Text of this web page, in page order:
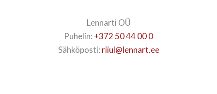
Lennarti OÜ
Puhelin: +372 50 44 00 0
Sähköposti: riiul@lennart.ee